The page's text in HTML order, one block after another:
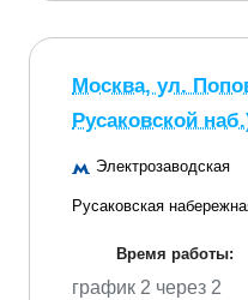
Москва, ул.
Русаковской
Электрозаводская
Русаковская
Время работы:
график 2 через 2